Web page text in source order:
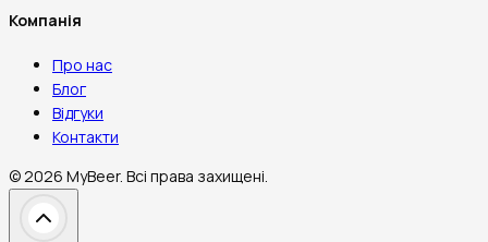
Компанія
Про нас
Блог
Відгуки
Контакти
©2026 MyBeer. Всі права захищені.